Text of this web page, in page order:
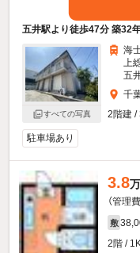
五井駅より徒歩47分 築32
すべての写真
海
上
五
千
2階建 /
駐車場あり
3.8
（管理
敷
2階 /